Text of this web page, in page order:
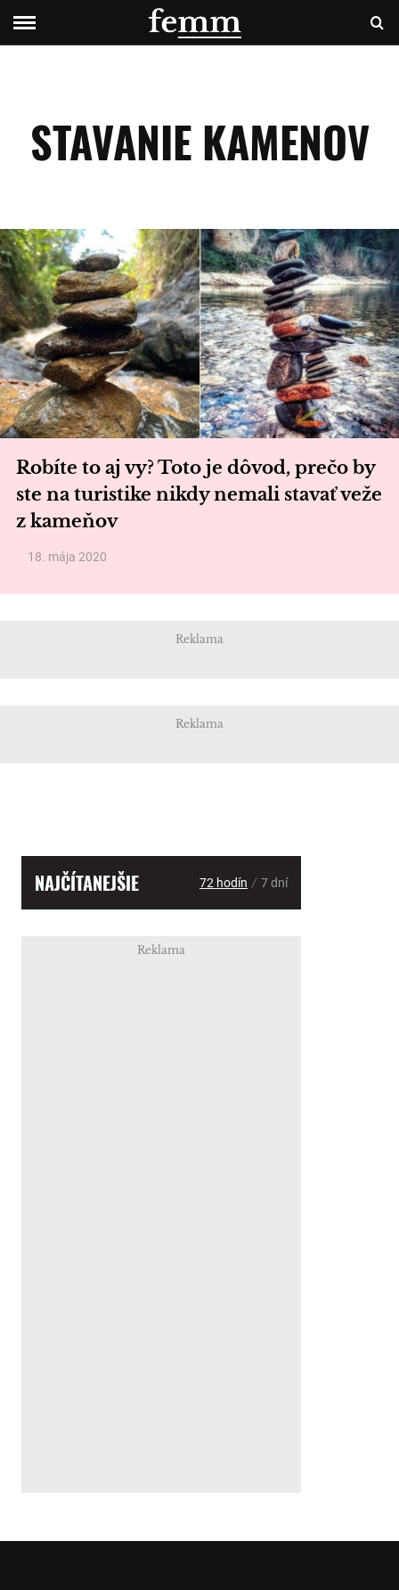
STAVANIE KAMENOV
Robíte to aj vy? Toto je dôvod, prečo by
ste na turistike nikdy nemali stavať veže
z kameňov
18. mája 2020
Reklama
Reklama
NAJČÍTANEJŠIE 72 hodín / 7 dní
Reklama